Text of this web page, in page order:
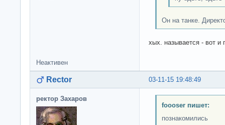
Он на танке.
хых. называется - вот и
Неактивен
03-11-15 19:48:49
Rector
ректор Захаров
foooser пишет:
познакомились